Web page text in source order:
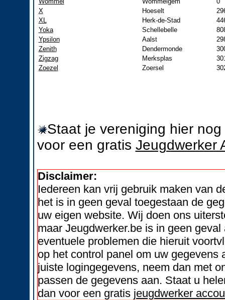
X
Hoeselt
XL
Herk-de-Stad
Yoka
Schellebelle
Ypsilon
Aalst
Zenith
Dendermonde
Zigzag
Merksplas
Zoezel
Zoersel
Staat je vereniging hier
voor een gratis Jeugdwerker
Disclaimer:
Iedereen kan vrij gebruik maken van
het is in geen geval toegestaan de
uw eigen website. Wij doen ons
maar Jeugdwerker.be is in geen
eventuele problemen die hieruit
op het control panel om uw
juiste logingegevens, neem dan met
passen de gegevens aan. Staat u
dan voor een gratis jeugdwerker